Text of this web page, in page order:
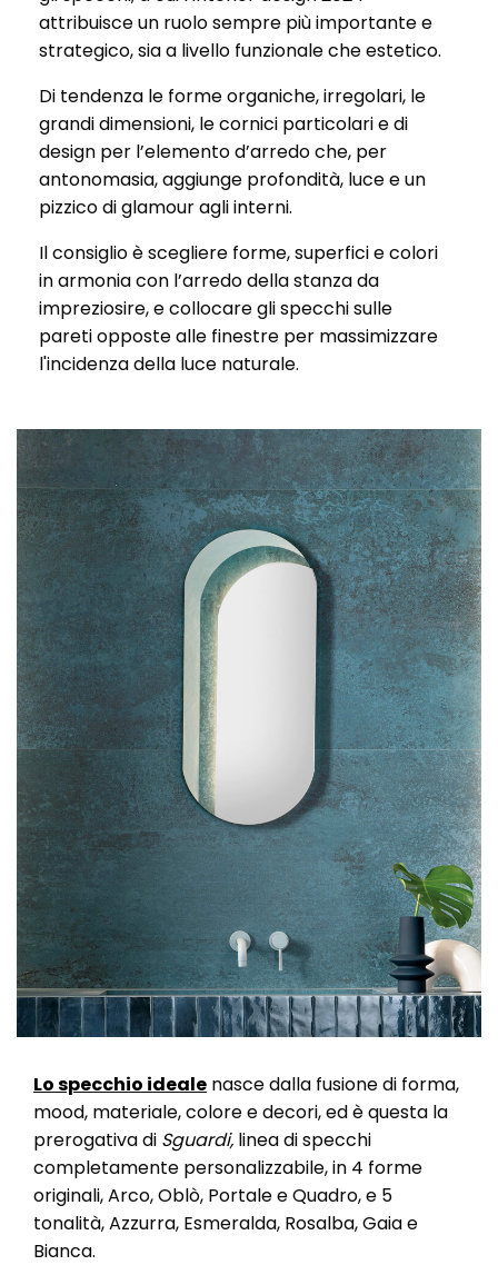
attribuisce un ruolo sempre più importante e
strategico, sia a livello funzionale che estetico.
Di tendenza le forme organiche, irregolari, le
grandi dimensioni, le cornici particolari e di
design per l’elemento d’arredo che, per
antonomasia, aggiunge profondità, luce e un
pizzico di glamour agli interni.
Il consiglio è scegliere forme, superfici e colori
in armonia con l’arredo della stanza da
impreziosire, e collocare gli specchi sulle
pareti opposte alle finestre per massimizzare
l'incidenza della luce naturale.
Lo specchio ideale nasce dalla fusione di forma,
mood, materiale, colore e decori, ed è questa la
prerogativa di Sguardi, linea di specchi
completamente personalizzabile, in 4 forme
originali, Arco, Oblò, Portale e Quadro, e 5
tonalità, Azzurra, Esmeralda, Rosalba, Gaia e
Bianca.